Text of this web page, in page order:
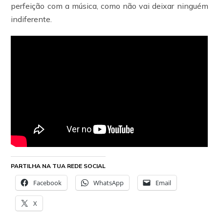
perfeição com a música, como não vai deixar ninguém
indiferente.
PARTILHA NA TUA REDE SOCIAL
Facebook WhatsApp Email
X